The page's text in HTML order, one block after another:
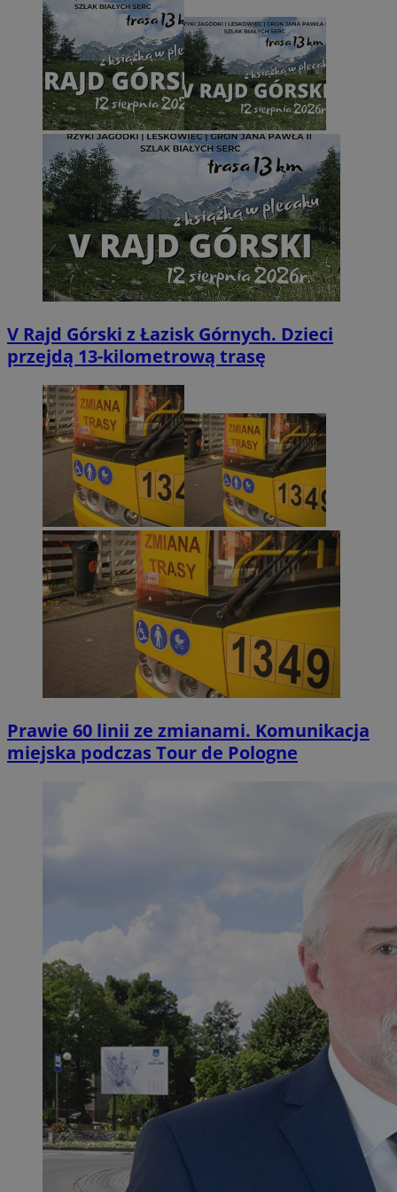
V Rajd Górski z Łazisk Górnych. Dzieci
przejdą 13-kilometrową trasę
Prawie 60 linii ze zmianami. Komunikacja
miejska podczas Tour de Pologne